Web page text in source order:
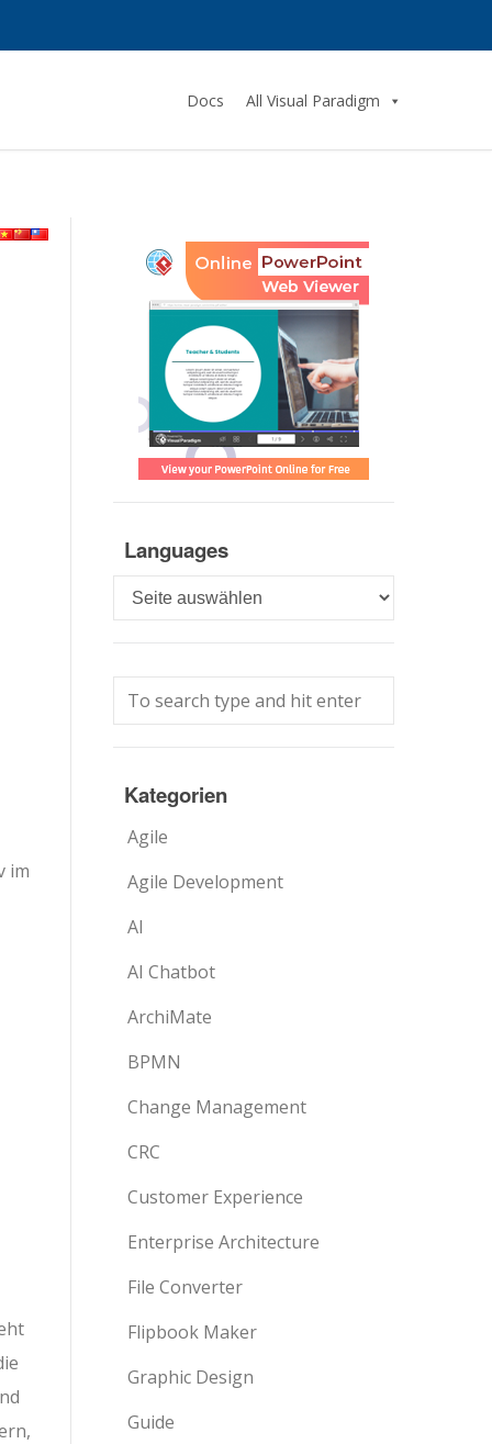
Docs All Visual Paradigm
im
Languages
Languages
Kategorien
Agile
Agile Development
AI
AI Chatbot
ArchiMate
BPMN
Change Management
CRC
Customer Experience
Enterprise Architecture
File Converter
Flipbook Maker
Graphic Design
Guide